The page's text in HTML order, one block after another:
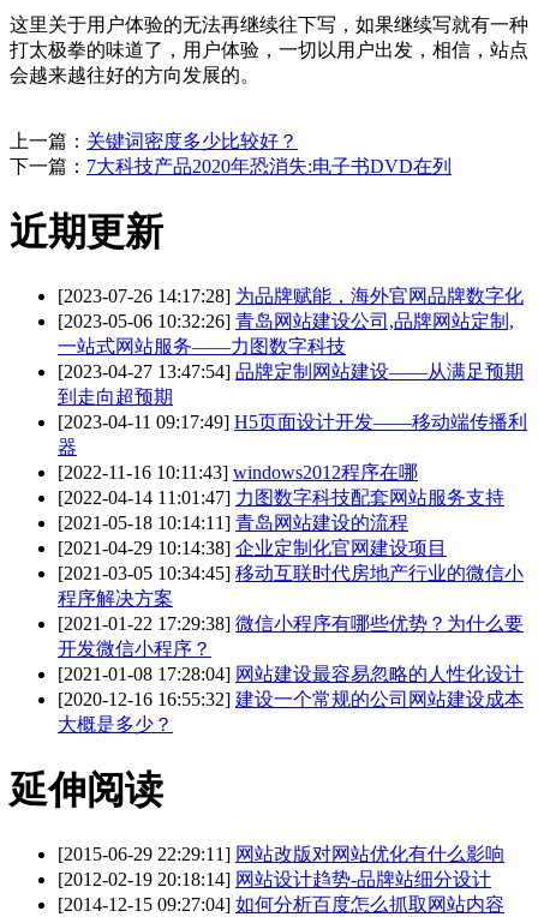
这里关于用户体验的无法再继续往下写，如果继续写就有一种
打太极拳的味道了，用户体验，一切以用户出发，相信，站点
会越来越往好的方向发展的。
上一篇： 关键词密度多少比较好？
下一篇： 7大科技产品2020年恐消失:电子书DVD在列
近期更新
[2023-07-26 14:17:28] 为品牌赋能，海外官网品牌数字化
[2023-05-06 10:32:26] 青岛网站建设公司,品牌网站定制,
一站式网站服务——力图数字科技
[2023-04-27 13:47:54] 品牌定制网站建设——从满足预期
到走向超预期
[2023-04-11 09:17:49] H5页面设计开发——移动端传播利
器
[2022-11-16 10:11:43] windows2012程序在哪
[2022-04-14 11:01:47] 力图数字科技配套网站服务支持
[2021-05-18 10:14:11] 青岛网站建设的流程
[2021-04-29 10:14:38] 企业定制化官网建设项目
[2021-03-05 10:34:45] 移动互联时代房地产行业的微信小
程序解决方案
[2021-01-22 17:29:38] 微信小程序有哪些优势？为什么要
开发微信小程序？
[2021-01-08 17:28:04] 网站建设最容易忽略的人性化设计
[2020-12-16 16:55:32] 建设一个常规的公司网站建设成本
大概是多少？
延伸阅读
[2015-06-29 22:29:11] 网站改版对网站优化有什么影响
[2012-02-19 20:18:14] 网站设计趋势-品牌站细分设计
[2014-12-15 09:27:04] 如何分析百度怎么抓取网站内容